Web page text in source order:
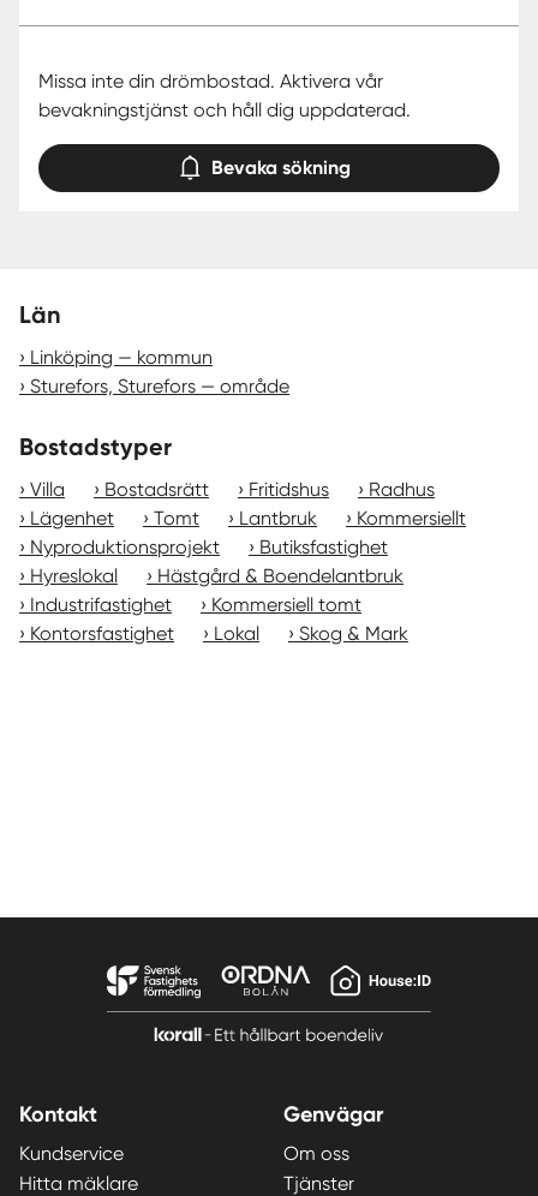
Missa inte din drömbostad. Aktivera vår
bevakningstjänst och håll dig uppdaterad.
Bevaka sökning
Län
Linköping — kommun
Sturefors, Sturefors — område
Bostadstyper
Villa Bostadsrätt Fritidshus
Radhus
Lägenhet
Tomt Lantbruk
Kommersiellt
Nyproduktionsprojekt
Butiksfastighet
Hyreslokal
Hästgård & Boendelantbruk
Industrifastighet
Kommersiell tomt
Kontorsfastighet
Lokal Skog & Mark
Kontakt
Kundservice
Hitta mäklare
Genvägar
Om oss
Tjänster